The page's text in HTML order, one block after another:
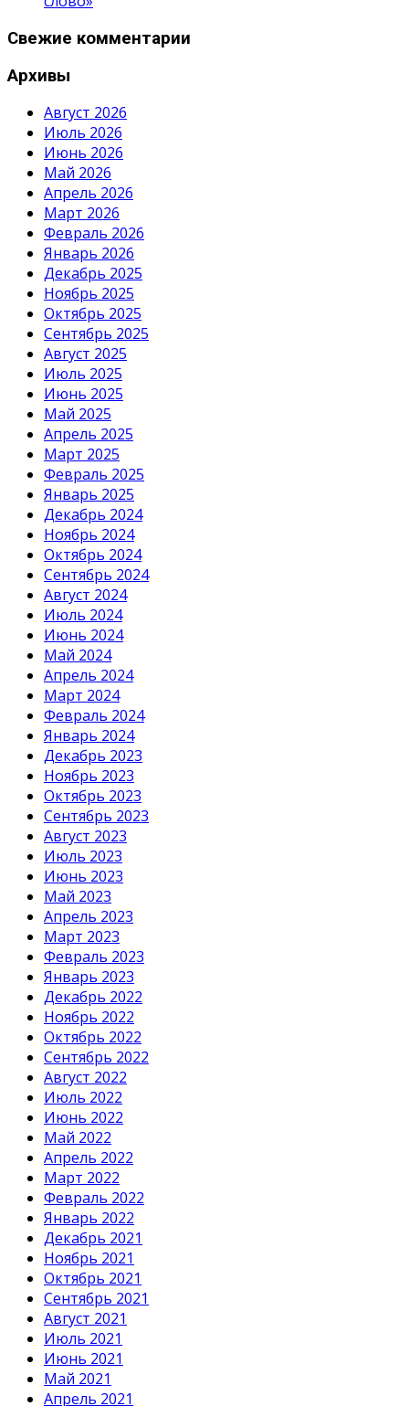
Свежие комментарии
Архивы
Август 2026
Июль 2026
Июнь 2026
Май 2026
Апрель 2026
Март 2026
Февраль 2026
Январь 2026
Декабрь 2025
Ноябрь 2025
Октябрь 2025
Сентябрь 2025
Август 2025
Июль 2025
Июнь 2025
Май 2025
Апрель 2025
Март 2025
Февраль 2025
Январь 2025
Декабрь 2024
Ноябрь 2024
Октябрь 2024
Сентябрь 2024
Август 2024
Июль 2024
Июнь 2024
Май 2024
Апрель 2024
Март 2024
Февраль 2024
Январь 2024
Декабрь 2023
Ноябрь 2023
Октябрь 2023
Сентябрь 2023
Август 2023
Июль 2023
Июнь 2023
Май 2023
Апрель 2023
Март 2023
Февраль 2023
Январь 2023
Декабрь 2022
Ноябрь 2022
Октябрь 2022
Сентябрь 2022
Август 2022
Июль 2022
Июнь 2022
Май 2022
Апрель 2022
Март 2022
Февраль 2022
Январь 2022
Декабрь 2021
Ноябрь 2021
Октябрь 2021
Сентябрь 2021
Август 2021
Июль 2021
Июнь 2021
Май 2021
Апрель 2021